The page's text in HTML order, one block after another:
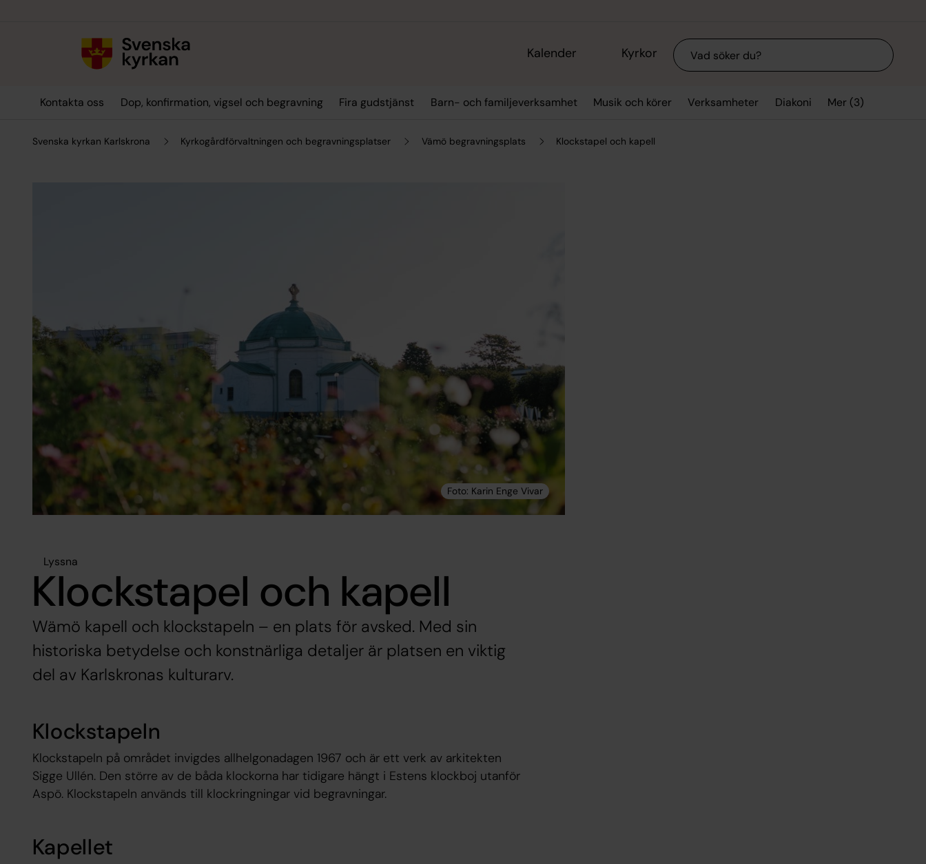
Kalender Kyrkor Sök
Kontakta oss Dop, konfirmation, vigsel och begravning Fira gudstjänst Barn- och familjeverksamhet Musik och körer Verksamheter Diakoni Mer (3)
Svenska kyrkan Karlskrona Kyrkogårdförvaltningen och begravningsplatser Vämö begravningsplats Klockstapel och kapell
Lyssna
Klockstapel och kapell
Wämö kapell och klockstapeln – en plats för avsked. Med sin
historiska betydelse och konstnärliga detaljer är platsen en viktig
del av Karlskronas kulturarv.
Klockstapeln
Klockstapeln på området invigdes allhelgonadagen 1967 och är ett verk av arkitekten
Sigge Ullén. Den större av de båda klockorna har tidigare hängt i Estens klockboj utanför
Aspö. Klockstapeln används till klockringningar vid begravningar.
Kapellet